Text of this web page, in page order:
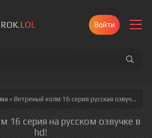
.LOL Войти
» Ветреный холм 16 серия русская озвучка полностью смотреть онлайн!
16 серия на русском озвучке в
hd!